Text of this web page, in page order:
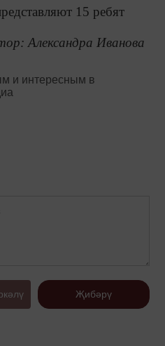
15 ребят
Александра Иванова
и интересным в
Җибәрү